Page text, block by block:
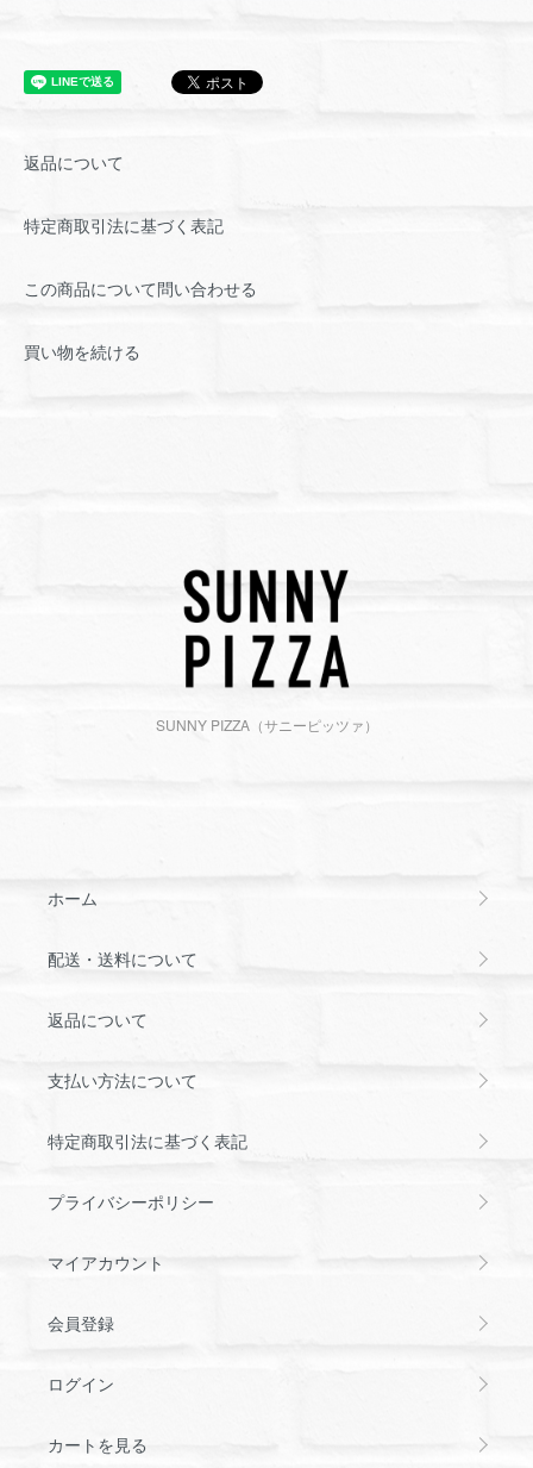
返品について
特定商取引法に基づく表記
この商品について問い合わせる
買い物を続ける
SUNNY PIZZA（サニーピッツァ）
ホーム
配送・送料について
返品について
支払い方法について
特定商取引法に基づく表記
プライバシーポリシー
マイアカウント
会員登録
ログイン
カートを見る